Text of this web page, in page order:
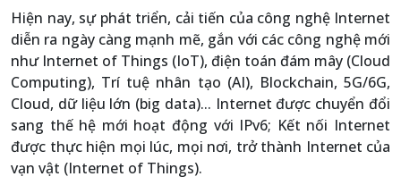
Hiện nay, sự phát triển, cải tiến của công nghệ Internet
diễn ra ngày càng mạnh mẽ, gắn với các công nghệ mới
như Internet of Things (IoT), điện toán đám mây (Cloud
Computing), Trí tuệ nhân tạo (AI), Blockchain, 5G/6G,
Cloud, dữ liệu lớn (big data)... Internet được chuyển đổi
sang thế hệ mới hoạt động với IPv6; Kết nối Internet
được thực hiện mọi lúc, mọi nơi, trở thành Internet của
vạn vật (Internet of Things).